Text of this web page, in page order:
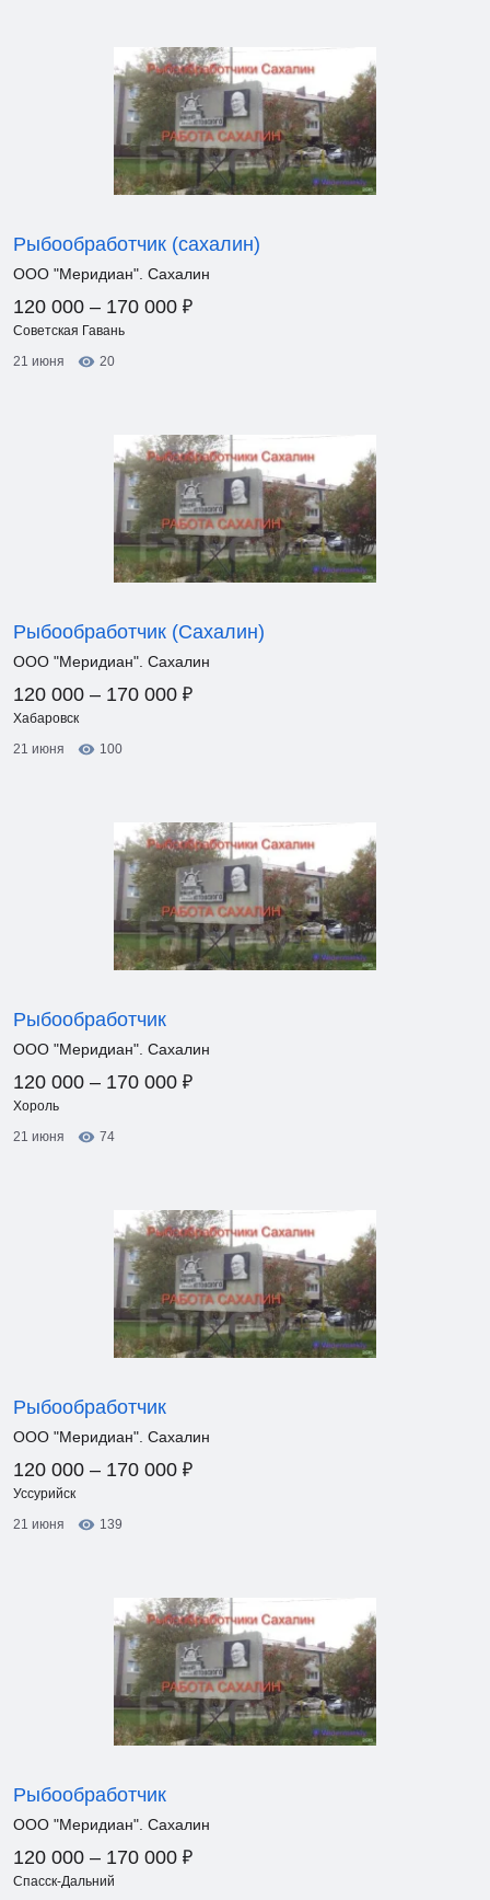
Рыбообработчик (сахалин)
ООО "Меридиан". Сахалин
120 000 – 170 000 ₽
Советская Гавань
21 июня
20
Рыбообработчик (Сахалин)
ООО "Меридиан". Сахалин
120 000 – 170 000 ₽
Хабаровск
21 июня
100
Рыбообработчик
ООО "Меридиан". Сахалин
120 000 – 170 000 ₽
Хороль
21 июня
74
Рыбообработчик
ООО "Меридиан". Сахалин
120 000 – 170 000 ₽
Уссурийск
21 июня
139
Рыбообработчик
ООО "Меридиан". Сахалин
120 000 – 170 000 ₽
Спасск-Дальний